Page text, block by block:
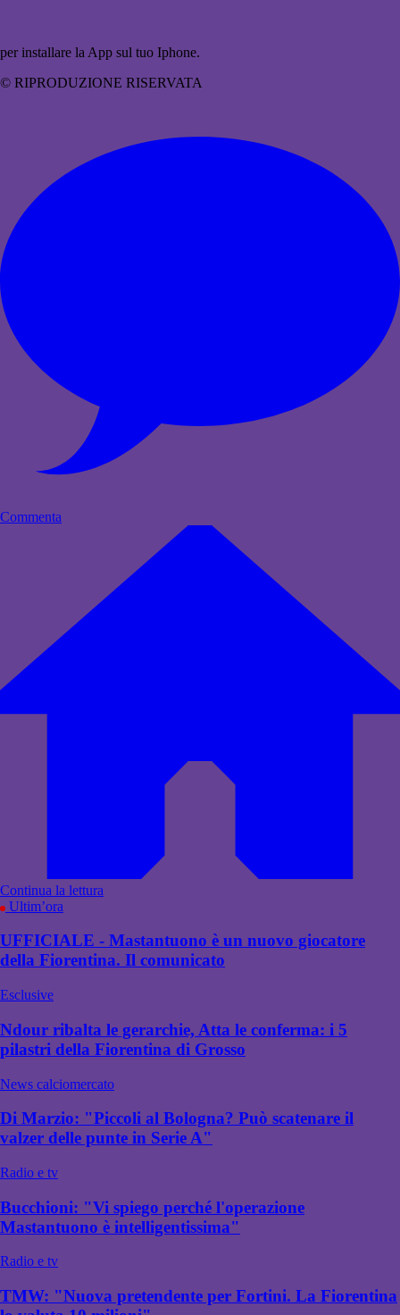
per installare la App sul tuo Iphone.
© RIPRODUZIONE RISERVATA
Commenta
Continua la lettura
Ultim’ora
UFFICIALE - Mastantuono è un nuovo giocatore
della Fiorentina. Il comunicato
Esclusive
Ndour ribalta le gerarchie, Atta le conferma: i 5
pilastri della Fiorentina di Grosso
News calciomercato
Di Marzio: "Piccoli al Bologna? Può scatenare il
valzer delle punte in Serie A"
Radio e tv
Bucchioni: "Vi spiego perché l'operazione
Mastantuono è intelligentissima"
Radio e tv
TMW: "Nuova pretendente per Fortini. La Fiorentina